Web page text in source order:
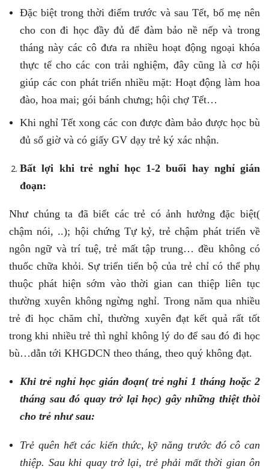
Đặc biệt trong thời điểm trước và sau Tết, bố mẹ nên
cho con đi học đầy đủ để đàm bảo nề nếp và trong
tháng này các cô đưa ra nhiều hoạt động ngoại khóa
thực tế cho các con trải nghiệm, đây cũng là cơ hội
giúp các con phát triển nhiều mặt: Hoạt động làm hoa
đào, hoa mai; gói bánh chưng; hội chợ Tết…
Khi nghỉ Tết xong các con được đàm bảo được học bù
đủ số giờ và có giấy GV dạy trẻ ký xác nhận.
Bất lợi khi trẻ nghỉ học 1-2 buổi hay nghỉ gián
đoạn:
Như chúng ta đã biết các trẻ có ảnh hưởng đặc biệt(
chậm nói, ..); hội chứng Tự kỷ, trẻ chậm phát triển về
ngôn ngữ và trí tuệ, trẻ mất tập trung… đều không có
thuốc chữa khỏi. Sự triển tiến bộ của trẻ chỉ có thể phụ
thuộc phát hiện sớm vào thời gian can thiệp liên tục
thường xuyên không ngừng nghỉ. Trong năm qua nhiều
trẻ đi học chăm chỉ, thường xuyên đạt kết quả rất tốt
trong khi nhiều trẻ thì nghỉ không lý do để sau đó đi học
bù…dẫn tới KHGDCN theo tháng, theo quý không đạt.
Khi trẻ nghỉ học gián đoạn( trẻ nghỉ 1 tháng hoặc 2
tháng sau đó quay trở lại học) gây những thiệt thòi
cho trẻ như sau:
Trẻ quên hết các kiến thức, kỹ năng trước đó cô can
thiệp. Sau khi quay trở lại, trẻ phải mất thời gian ôn